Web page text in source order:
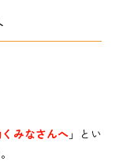
みなさんへ」とい